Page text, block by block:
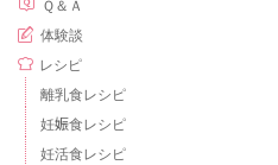
Ｑ＆Ａ
体験談
レシピ
離乳食レシピ
妊娠食レシピ
妊活食レシピ